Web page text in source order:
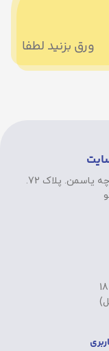
ورق بزنید لطفا
خیابان حافظ. خیابان نوفل لوشاتو. جنب کوچه یاسمن. پلاک 72.